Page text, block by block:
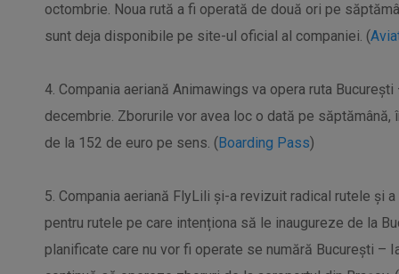
octombrie. Noua rută a fi operată de două ori pe
sunt deja disponibile pe site-ul oficial al companiei. (
4. Compania aeriană Animawings va opera ruta
decembrie. Zborurile vor avea loc o dată pe
de la 152 de euro pe sens. (Boarding Pass)
5. Compania aeriană FlyLili și-a revizuit radical rutele și
pentru rutele pe care intenționa să le inaugureze de la
planificate care nu vor fi operate se numără București –